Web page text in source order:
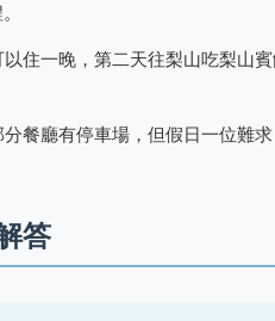
住一晚，第二天往梨山吃梨山
餐廳有停車場，但假日一位難
答